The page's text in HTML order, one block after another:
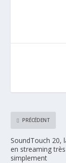
PRÉCÉDENT
SoundTouch 20,
en streaming très
simplement